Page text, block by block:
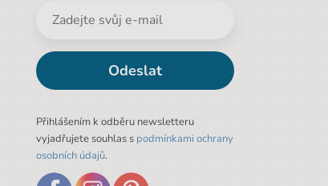
Odeslat
Přihlášením k odběru newsletteru
vyjadřujete souhlas s podmínkami ochrany
osobních údajů.